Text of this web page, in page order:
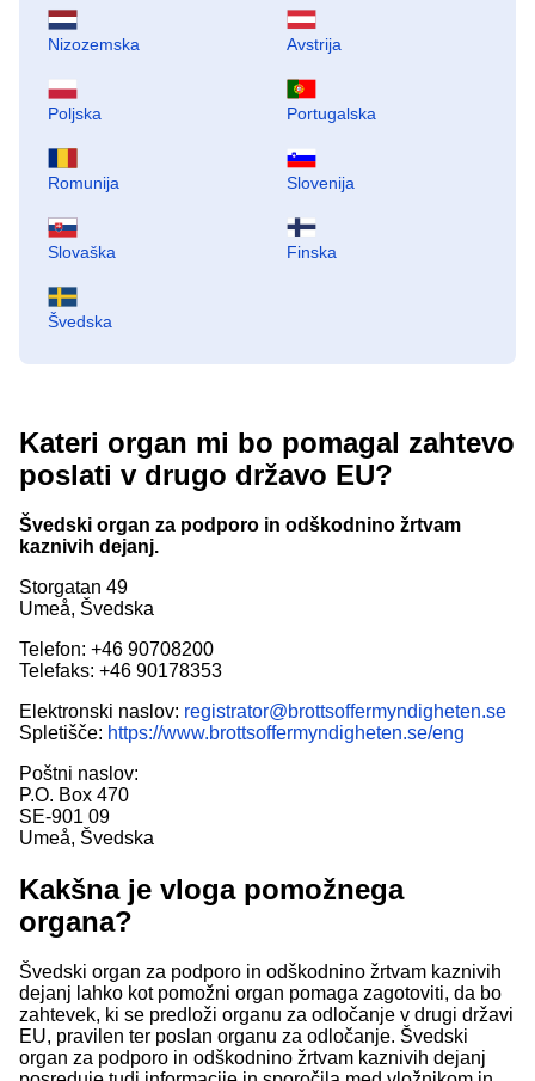
Nizozemska Avstrija
Poljska Portugalska
Romunija Slovenija
Slovaška Finska
Švedska
Kateri organ mi bo pomagal zahtevo
poslati v drugo državo EU?
Švedski organ za podporo in odškodnino žrtvam
kaznivih dejanj.
Storgatan 49
Umeå, Švedska
Telefon: +46 90708200
Telefaks: +46 90178353
Elektronski naslov: registrator@brottsoffermyndigheten.se
Spletišče: https://www.brottsoffermyndigheten.se/eng
Poštni naslov:
P.O. Box 470
SE-901 09
Umeå, Švedska
Kakšna je vloga pomožnega
organa?
Švedski organ za podporo in odškodnino žrtvam kaznivih
dejanj lahko kot pomožni organ pomaga zagotoviti, da bo
zahtevek, ki se predloži organu za odločanje v drugi državi
EU, pravilen ter poslan organu za odločanje. Švedski
organ za podporo in odškodnino žrtvam kaznivih dejanj